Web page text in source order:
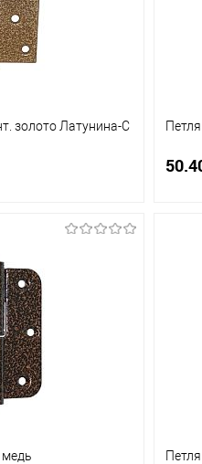
золото Латунина-С
Сравнение
В наличии (2)
медь